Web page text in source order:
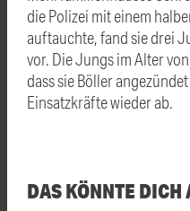
die Polizei mit einem
auftauchte, fand sie drei
vor. Die Jungs im Alter
dass sie Böller
Einsatzkräfte wieder ab.
DAS KÖNNTE DICH